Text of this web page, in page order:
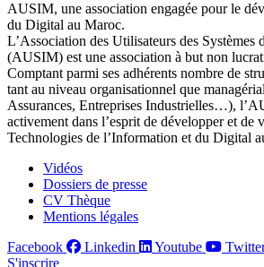
AUSIM, une association engagée pour le
du Digital au Maroc.
L’Association des Utilisateurs des Systèmes
(AUSIM) est une association à but non
Comptant parmi ses adhérents nombre de
tant au niveau organisationnel que
Assurances, Entreprises Industrielles…),
activement dans l’esprit de développer et de
Technologies de l’Information et du Digital
Vidéos
Dossiers de presse
CV Thèque
Mentions légales
Facebook
Linkedin Youtube
S'inscrire